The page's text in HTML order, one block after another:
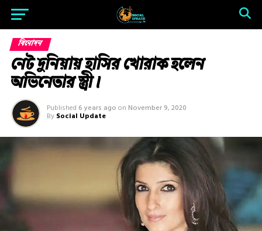
বিনোদন
নেট দুনিয়ায় হাসির খোরাক হলেন
অভিনেতার স্ত্রী।
Published 6 years ago on November 9, 2020
By Social Update